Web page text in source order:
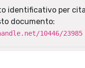
identificativo per
documento:
10446/23985